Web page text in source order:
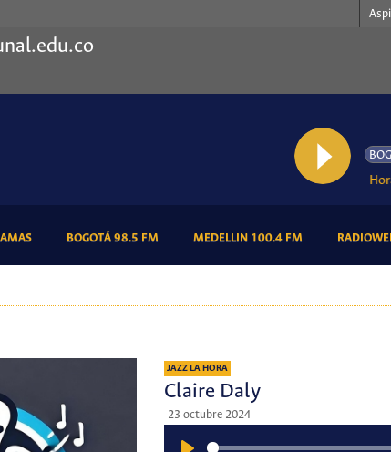
AL AIRE: Jazz la Hora
(CURRENT)BOGOTÁ 98.5 FM(CURRENT)MEDELLIN 100.4 FM(CURRENT)
JAZZ LA HORA
Claire Daly
23 octubre 2024